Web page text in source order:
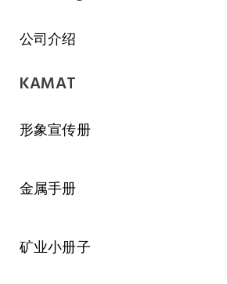
公司介绍
KAMAT
形象宣传册
金属手册
矿业小册子